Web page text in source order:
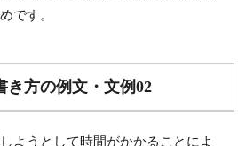
です。
き方の例文・文例02
ようとして時間がかかることによ